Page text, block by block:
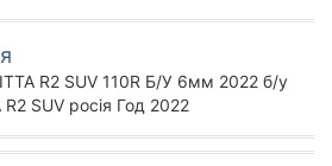
R2 SUV 110R Б/У 6мм 2022 б/у
SUV росія Год 2022